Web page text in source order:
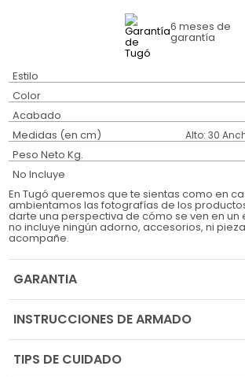
6 meses de
garantía
Estilo
Color
Acabado
Medidas (en cm) Alto: 30
Peso Neto Kg.
No Incluye
En Tugó queremos que te sientas como en
ambientamos las fotografías de los
darte una perspectiva de cómo se ven en un
no incluye ningún adorno, accesorios, ni
acompañe.
GARANTIA
INSTRUCCIONES DE ARMADO
TIPS DE CUIDADO